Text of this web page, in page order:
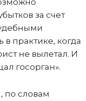
за счет
практике, когда
не вылетал. И
госорган».
по словам